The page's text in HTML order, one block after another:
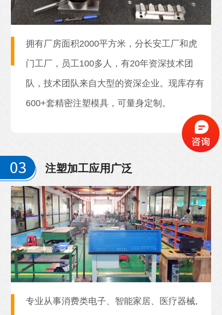
拥有厂房面积2000平方米，分长安工厂和虎
门工厂，员工100多人，有20年资深技术团
队，技术团队来自大型的资深企业。现库存有
600+套精密注塑模具，可量身定制。
注塑加工应用广泛
专业从事消费类电子、智能家居、医疗器械,